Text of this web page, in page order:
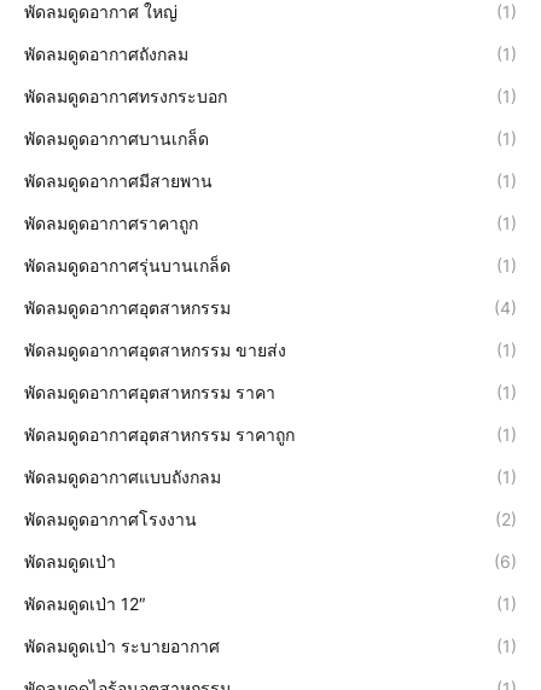
พัดลมดูดอากาศ ใหญ่ (1)
พัดลมดูดอากาศถังกลม (1)
พัดลมดูดอากาศทรงกระบอก (1)
พัดลมดูดอากาศบานเกล็ด (1)
พัดลมดูดอากาศมีสายพาน (1)
พัดลมดูดอากาศราคาถูก (1)
พัดลมดูดอากาศรุ่นบานเกล็ด (1)
พัดลมดูดอากาศอุตสาหกรรม (4)
พัดลมดูดอากาศอุตสาหกรรม ขายส่ง (1)
พัดลมดูดอากาศอุตสาหกรรม ราคา (1)
พัดลมดูดอากาศอุตสาหกรรม ราคาถูก (1)
พัดลมดูดอากาศแบบถังกลม (1)
พัดลมดูดอากาศโรงงาน (2)
พัดลมดูดเป่า (6)
พัดลมดูดเป่า 12″ (1)
พัดลมดูดเป่า ระบายอากาศ (1)